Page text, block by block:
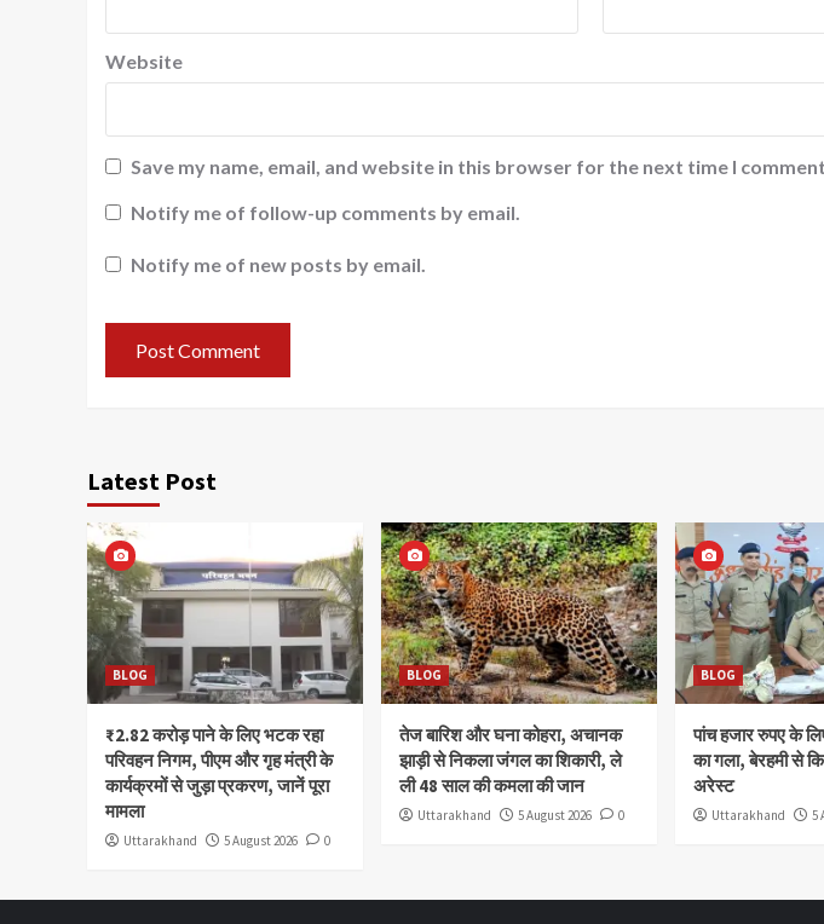
Website
Save my name, email, and website in this browser for the next time I
Notify me of follow-up comments by email.
Notify me of new posts by email.
Latest Post
BLOG
₹2.82 करोड़ पाने के लिए भटक रहा
परिवहन निगम, पीएम और गृह मंत्री के
कार्यक्रमों से जुड़ा प्रकरण, जानें पूरा
मामला
Uttarakhand 5 August 2026 0
BLOG
तेज बारिश और घना कोहरा, अचानक
झाड़ी से निकला जंगल का शिकारी, ले
ली 48 साल की कमला की जान
Uttarakhand 5 August 2026 0
BLOG
पांच हजार रुपए के
का गला, बेरहमी से
अरेस्ट
Uttarakhand 5